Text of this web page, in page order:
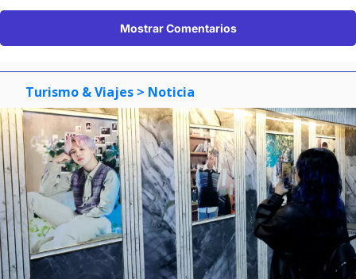
Mostrar Comentarios
Turismo & Viajes > Noticia